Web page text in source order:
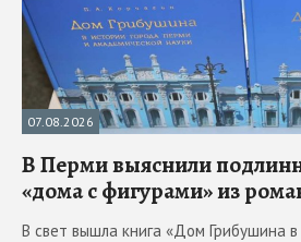
07.08.2026
В Перми выяснили
«дома с фигурами» из
В свет вышла книга «Дом Грибушина